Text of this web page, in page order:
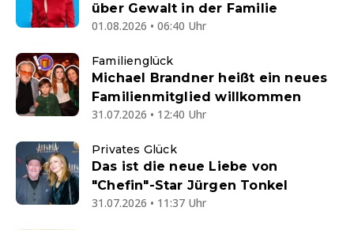
über Gewalt in der Familie
01.08.2026 • 06:40 Uhr
Familienglück
Michael Brandner heißt ein neues
Familienmitglied willkommen
31.07.2026 • 12:40 Uhr
Privates Glück
Das ist die neue Liebe von
"Chefin"-Star Jürgen Tonkel
31.07.2026 • 11:37 Uhr